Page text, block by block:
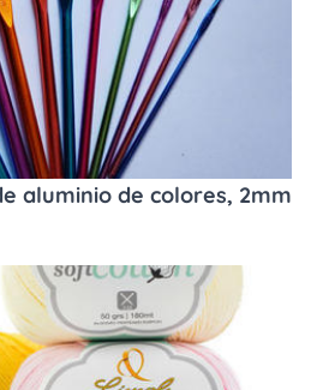
aluminio de colores, 2mm